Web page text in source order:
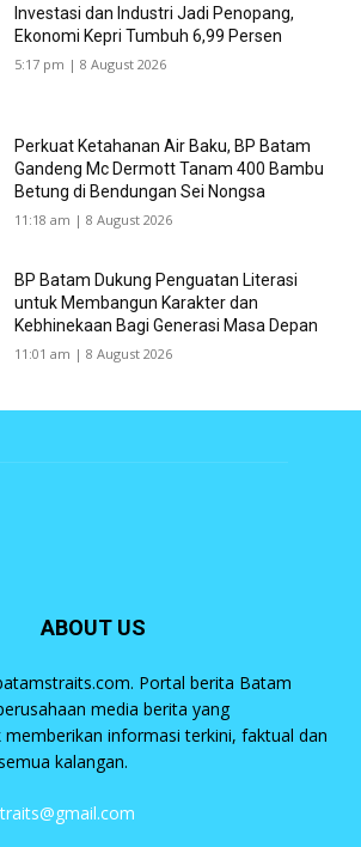
Investasi dan Industri Jadi Penopang,
Ekonomi Kepri Tumbuh 6,99 Persen
5:17 pm | 8 August 2026
Perkuat Ketahanan Air Baku, BP Batam
Gandeng Mc Dermott Tanam 400 Bambu
Betung di Bendungan Sei Nongsa
11:18 am | 8 August 2026
BP Batam Dukung Penguatan Literasi
untuk Membangun Karakter dan
Kebhinekaan Bagi Generasi Masa Depan
11:01 am | 8 August 2026
ABOUT US
Portal berita Batam
media berita yang
informasi terkini, faktual dan
kalangan.